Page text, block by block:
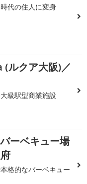
代の住人に変身
(ルクア大阪)／
級駅型商業施設
ーベキュー場
格的なバーベキュー